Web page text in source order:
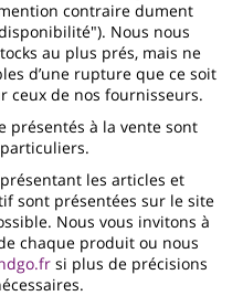
contraire dument
Nous nous
au plus prés, mais ne
d’une rupture que ce soit
ceux de nos fournisseurs.
présentés à la vente sont
les articles et
sont présentées sur le site
Nous vous invitons à
chaque produit ou nous
si plus de précisions